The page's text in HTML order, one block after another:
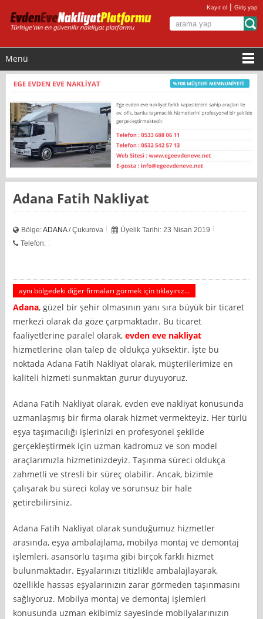
Kayıt ol |Giriş yap
Menü
Adana Fatih Nakliyat
Bölge:ADANA/ Çukurova
Üyelik Tarihi: 23 Nisan 2019
Telefon:
aynı bölgedeki diğer firmaları görmek için tıklayınız...
Adana, güzel bir şehir olmasının yanı sıra büyük bir ticaret
merkezi olarak da göze çarpmaktadır. Bu ticaret
faaliyetlerine paralel olarak,evden eve nakliyat
hizmetlerine olan talep de oldukça yüksektir. İşte bu
noktada Adana Fatih Nakliyat olarak, müşterilerimize en
kaliteli hizmeti sunmaktan gurur duyuyoruz.
Adana Fatih Nakliyat olarak, evden eve nakliyat konusunda
uzmanlaşmış bir firma olarak hizmet vermekteyiz. Her türlü
eşya taşımacılığı işlerinizi en profesyonel şekilde
gerçekleştirmek için uzman kadromuz ve son model
araçlarımızla hizmetinizdeyiz. Taşınma süreci oldukça
zahmetli ve stresli bir süreç olabilir. Ancak, bizimle
çalışarak bu süreci kolay ve sorunsuz bir hale
getirebilirsiniz.
Adana Fatih Nakliyat olarak sunduğumuz hizmetler
arasında, eşya ambalajlama, mobilya montaj ve demontaj
işlemleri, asansörlü taşıma gibi birçok farklı hizmet
bulunmaktadır. Eşyalarınızı titizlikle ambalajlayarak,
özellikle hassas eşyalarınızın zarar görmeden taşınmasını
sağlıyoruz. Mobilya montaj ve demontaj işlemleri
konusunda uzman ekibimiz sayesinde mobilyalarınızın